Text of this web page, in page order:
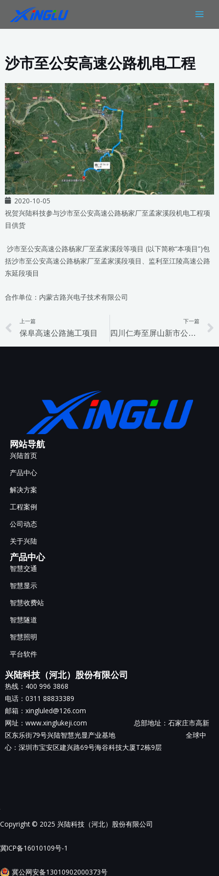
内
沙市至公安高速公路机电工程
2020-10-05
祝贺兴陆科技参与沙市至公安高速公路杨家厂至孟家溪段机电工程项
目供货
沙市至公安高速公路杨家厂至孟家溪段等项目 (以下简称“本项目”)包
括沙市至公安高速公路杨家厂至孟家溪段项目、监利至江陵高速公路
东延段项目
合作单位：内蒙古路兴电子技术有限公司
Prev
上一篇
保阜高速公路施工项目
下一篇
四川仁寿至屏山新市公路JD5项目
网站导航
兴陆首页
产品中心
解决方案
工程案例
公司动态
关于兴陆
产品中心
智慧交通
智慧显示
智慧收费站
智慧隧道
智慧照明
平台软件
兴陆科技（河北）股份有限公司
热线：400 996 3868
电话：0311 88833389
邮箱：xingluled@126.com
网址：www.xinglukeji.com 总部地址： 石家庄市高新
区东乐街79号兴陆智慧光显产业基地 全球中
心：深圳市宝安区建兴路69号海谷科技大厦T2栋9层
Copyright © 2025 兴陆科技（河北）股份有限公司
冀ICP备16010109号-1
冀公网安备13010902000373号